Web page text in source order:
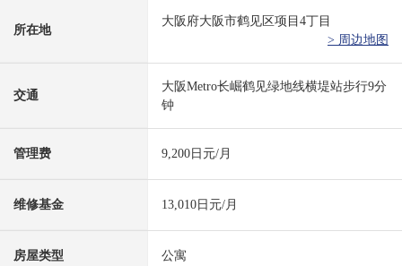
所在地
大阪府大阪市鹤见区项目4丁目
> 周边地图
交通
大阪Metro长崛鹤见绿地线横堤站步行9分
钟
管理费 9,200日元/月
维修基金 13,010日元/月
房屋类型 公寓